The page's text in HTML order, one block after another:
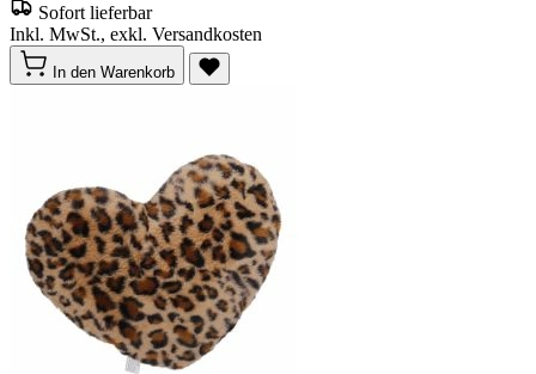
Sofort lieferbar
Inkl. MwSt., exkl. Versandkosten
In den Warenkorb